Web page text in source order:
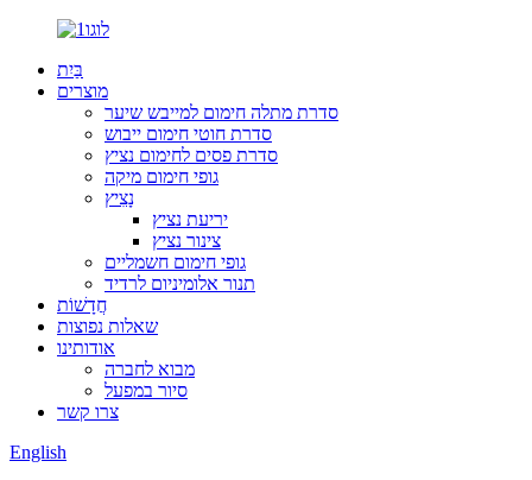
בַּיִת
מוצרים
סדרת מתלה חימום למייבש שיער
סדרת חוטי חימום ייבוש
סדרת פסים לחימום נציץ
גופי חימום מיקה
נָצִיץ
יריעת נציץ
צינור נציץ
גופי חימום חשמליים
תנור אלומיניום לרדיד
חֲדָשׁוֹת
שאלות נפוצות
אודותינו
מבוא לחברה
סיור במפעל
צרו קשר
English